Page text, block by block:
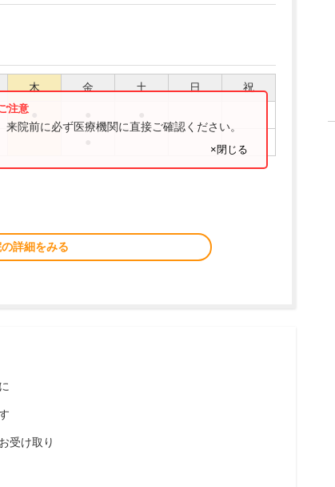
木 金 土 日 祝
院前に必ず医療機関に直接ご確認ください。
×閉じる
詳細をみる
受け取り